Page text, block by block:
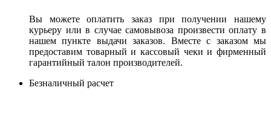
Вы можете оплатить заказ при получении нашему
курьеру или в случае самовывоза произвести оплату в
нашем пункте выдачи заказов. Вместе с заказом мы
предоставим товарный и кассовый чеки и фирменный
гарантийный талон производителей.
Безналичный расчет